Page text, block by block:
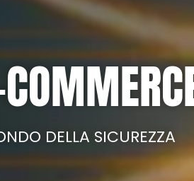
DELLA SICUREZZA